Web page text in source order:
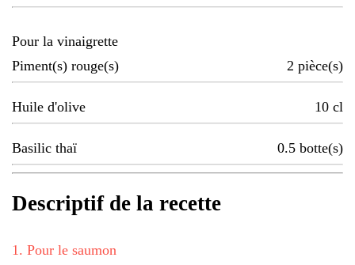
Pour la vinaigrette
Piment(s) rouge(s)
2 pièce(s)
Huile d'olive 10 cl
Basilic thaï 0.5 botte(s)
Descriptif de la recette
1 . Pour le saumon